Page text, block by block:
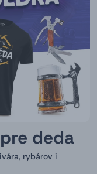
deda
rybárov i